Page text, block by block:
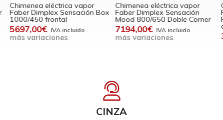
Chimenea eléctrica vapor
Faber Dimplex Sensación Box
1000/450 frontal
5697,00€
más variaciones
Chimenea eléctrica vapor
Faber Dimplex Sensación
Mood 800/650 Doble Corner
7194,00€
más variaciones
CINZA